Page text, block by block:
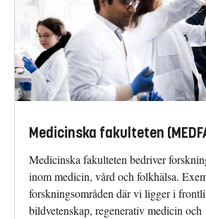
Medicinska fakulteten
Medicinska fakulteten bedriver
inom medicin, vård och folkhälsa.
forskningsområden där vi ligger i
bild­vetenskap, regenerativ medicin och